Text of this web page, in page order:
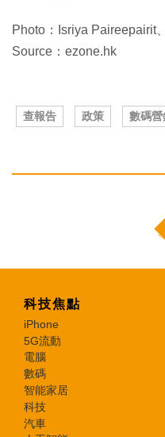
Photo：Isriya Paireepairit
Source：ezone.hk
查報告 政策 數碼營
科技焦點
iPhone
5G流動
電腦
數碼
智能家居
科技
汽車